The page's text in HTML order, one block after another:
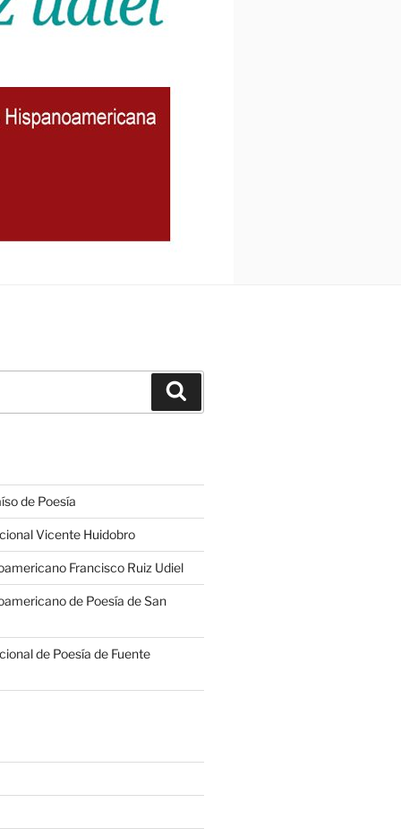
de Poesía
Vicente Huidobro
Francisco Ruiz Udiel
de Poesía de San
de Poesía de Fuente